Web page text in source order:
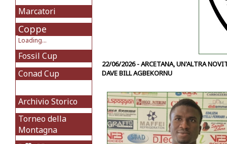
Marcatori
Coppe
Loading...
Fossil Cup
Conad Cup
Archivio Storico
Torneo della
Montagna
22/06/2026 - ARCETANA, UN'ALTRA
DAVE BILL AGBEKORNU